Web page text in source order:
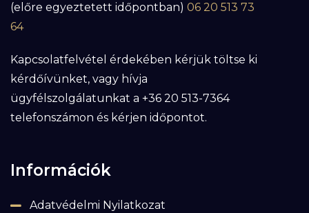
(előre egyeztetett időpontban) 06 20 513 73
64
Kapcsolatfelvétel érdekében kérjük töltse ki
kérdőívünket, vagy hívja
ügyfélszolgálatunkat a +36 20 513-7364
telefonszámon és kérjen időpontot.
Információk
Adatvédelmi Nyilatkozat